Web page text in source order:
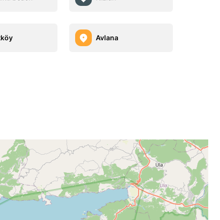
Avlana